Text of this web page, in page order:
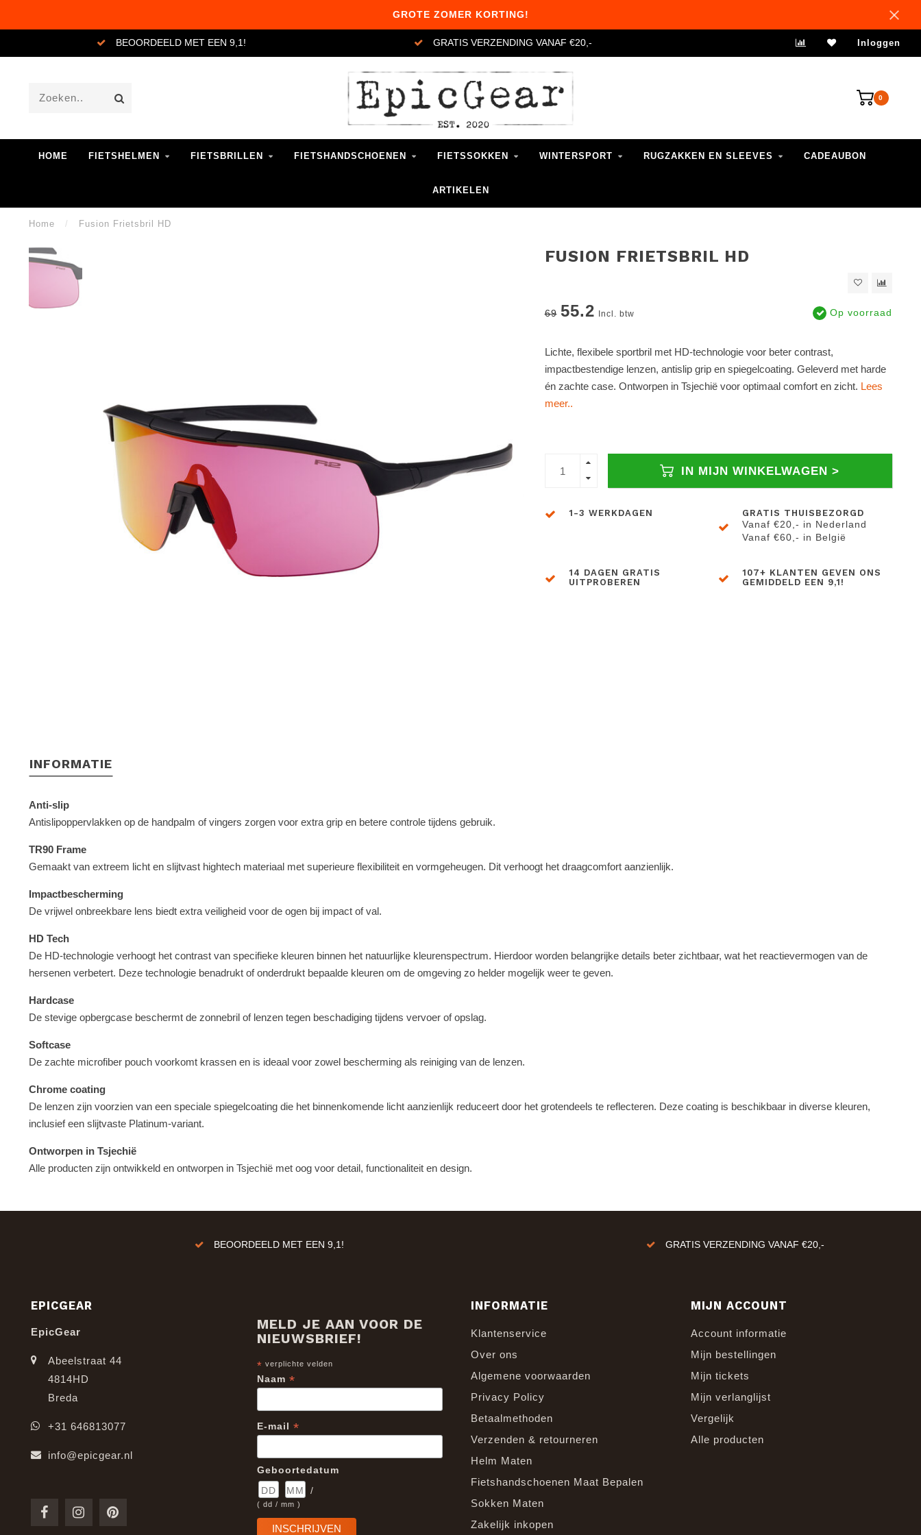
GROTE ZOMER KORTING!
BEOORDEELD MET EEN 9,1! GRATIS VERZENDING VANAF €20,- VERZENDING 1-3 WERKDAGEN
Inloggen
0
HOME FIETSHELMEN FIETSBRILLEN FIETSHANDSCHOENEN FIETSSOKKEN WINTERSPORT RUGZAKKEN EN SLEEVES CADEAUBON
ARTIKELEN
Home / Fusion Frietsbril HD
FUSION FRIETSBRIL HD
69 55.2 Incl. btw Op voorraad
Lichte, flexibele sportbril met HD-technologie voor beter contrast,
impactbestendige lenzen, antislip grip en spiegelcoating. Geleverd met harde
én zachte case. Ontworpen in Tsjechië voor optimaal comfort en zicht. Lees
meer..
IN MIJN WINKELWAGEN >
1-3 WERKDAGEN
GRATIS THUISBEZORGD
Vanaf €20,- in Nederland
Vanaf €60,- in België
14 DAGEN GRATIS
UITPROBEREN
107+ KLANTEN GEVEN ONS
GEMIDDELD EEN 9,1!
INFORMATIE
Anti-slip
Antislipoppervlakken op de handpalm of vingers zorgen voor extra grip en betere controle tijdens gebruik.
TR90 Frame
Gemaakt van extreem licht en slijtvast hightech materiaal met superieure flexibiliteit en vormgeheugen. Dit verhoogt het draagcomfort aanzienlijk.
Impactbescherming
De vrijwel onbreekbare lens biedt extra veiligheid voor de ogen bij impact of val.
HD Tech
De HD-technologie verhoogt het contrast van specifieke kleuren binnen het natuurlijke kleurenspectrum. Hierdoor worden belangrijke details beter zichtbaar, wat het reactievermogen van de
hersenen verbetert. Deze technologie benadrukt of onderdrukt bepaalde kleuren om de omgeving zo helder mogelijk weer te geven.
Hardcase
De stevige opbergcase beschermt de zonnebril of lenzen tegen beschadiging tijdens vervoer of opslag.
Softcase
De zachte microfiber pouch voorkomt krassen en is ideaal voor zowel bescherming als reiniging van de lenzen.
Chrome coating
De lenzen zijn voorzien van een speciale spiegelcoating die het binnenkomende licht aanzienlijk reduceert door het grotendeels te reflecteren. Deze coating is beschikbaar in diverse kleuren,
inclusief een slijtvaste Platinum-variant.
Ontworpen in Tsjechië
Alle producten zijn ontwikkeld en ontworpen in Tsjechië met oog voor detail, functionaliteit en design.
BEOORDEELD MET EEN 9,1! GRATIS VERZENDING VANAF €20,-
EPICGEAR
EpicGear
Abeelstraat 44
4814HD
Breda
+31 646813077
info@epicgear.nl
MELD JE AAN VOOR DE
NIEUWSBRIEF!
* verplichte velden
Naam *
E-mail *
Geboortedatum
/
( dd / mm )
INFORMATIE
Klantenservice
Over ons
Algemene voorwaarden
Privacy Policy
Betaalmethoden
Verzenden & retourneren
Helm Maten
Fietshandschoenen Maat Bepalen
Sokken Maten
Zakelijk inkopen
MIJN ACCOUNT
Account informatie
Mijn bestellingen
Mijn tickets
Mijn verlanglijst
Vergelijk
Alle producten